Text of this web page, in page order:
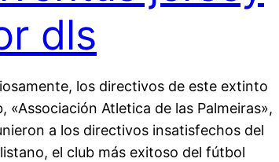
dls
los directivos de este extinto
«Associación Atletica de las Palmeiras»,
a los directivos insatisfechos del
el club más exitoso del fútbol